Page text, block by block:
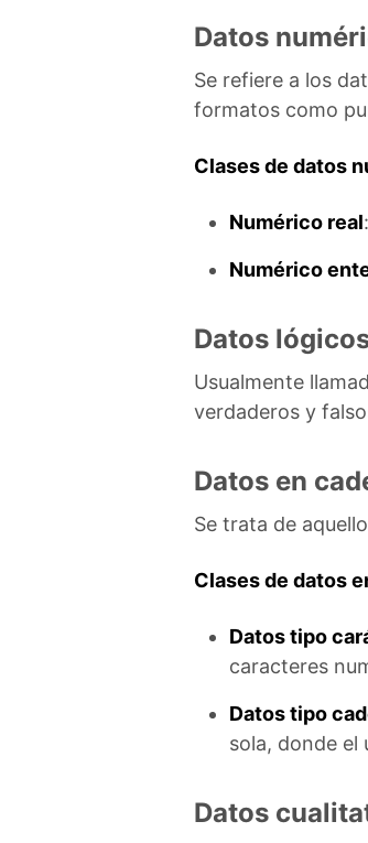
Datos
Se refiere a los
formatos como
Clases de datos
Numérico real
Numérico
Datos
Usualmente
verdaderos y
Datos en
Se trata de
Clases de datos
Datos tipo
caracteres
Datos tipo
sola, donde el
Datos